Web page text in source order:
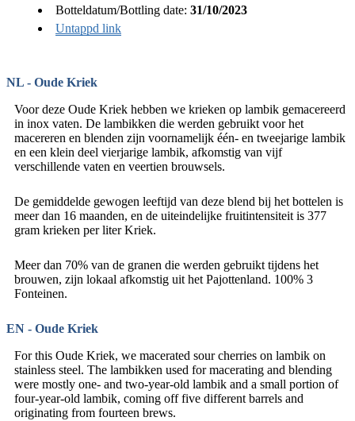
Botteldatum/Bottling date: 31/10/2023
Untappd link
NL - Oude Kriek
Voor deze Oude Kriek hebben we krieken op lambik gemacereerd
in inox vaten. De lambikken die werden gebruikt voor het
macereren en blenden zijn voornamelijk één- en tweejarige lambik
en een klein deel vierjarige lambik, afkomstig van vijf
verschillende vaten en veertien brouwsels.
De gemiddelde gewogen leeftijd van deze blend bij het bottelen is
meer dan 16 maanden, en de uiteindelijke fruitintensiteit is 377
gram krieken per liter Kriek.
Meer dan 70% van de granen die werden gebruikt tijdens het
brouwen, zijn lokaal afkomstig uit het Pajottenland. 100% 3
Fonteinen.
EN - Oude Kriek
For this Oude Kriek, we macerated sour cherries on lambik on
stainless steel. The lambikken used for macerating and blending
were mostly one- and two-year-old lambik and a small portion of
four-year-old lambik, coming off five different barrels and
originating from fourteen brews.